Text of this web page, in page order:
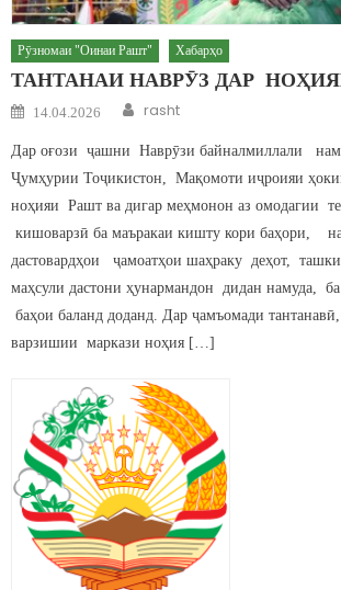
Рӯзномаи "Оинаи Рашт" Хабарҳо
ТАНТАНАИ НАВРӮЗ ДАР
Posted on
14.04.2026 Author
rasht
Дар оғози ҷашни Наврӯзи байналмиллали
Ҷумҳурии Тоҷикистон, Мақомоти иҷроияи
ноҳияи Рашт ва дигар меҳмонон аз омодагии
кишоварзӣ ба маъракаи кишту кори баҳори,
дастовардҳои ҷамоатҳои шаҳраку деҳот,
маҳсули дастони ҳунармандон дидан намуда,
баҳои баланд доданд. Дар ҷамъомади
варзишии маркази ноҳия […]